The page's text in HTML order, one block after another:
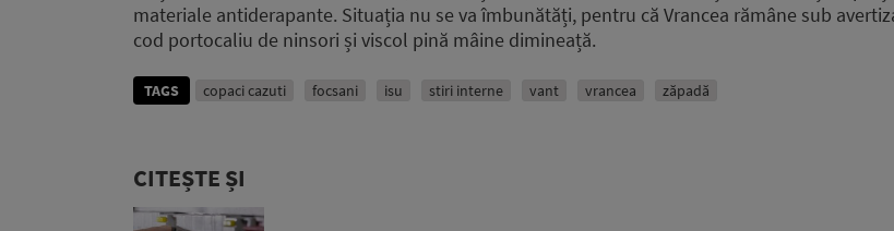
materiale antiderapante. Situația nu se va îmbunătăți, pentru că Vrancea rămâne sub
cod portocaliu de ninsori și viscol pină mâine dimineață.
TAGS copaci cazuti focsani isu stiri interne vant vrancea zăpadă
CITEȘTE ȘI